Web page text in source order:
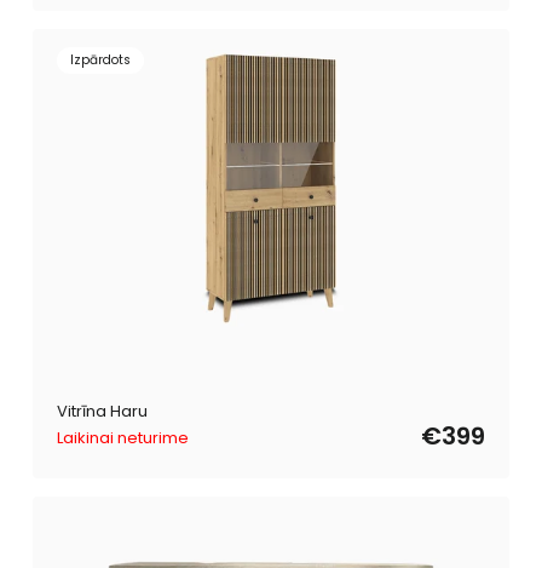
Izpārdots
Vitrīna Haru
Laikinai neturime
€399